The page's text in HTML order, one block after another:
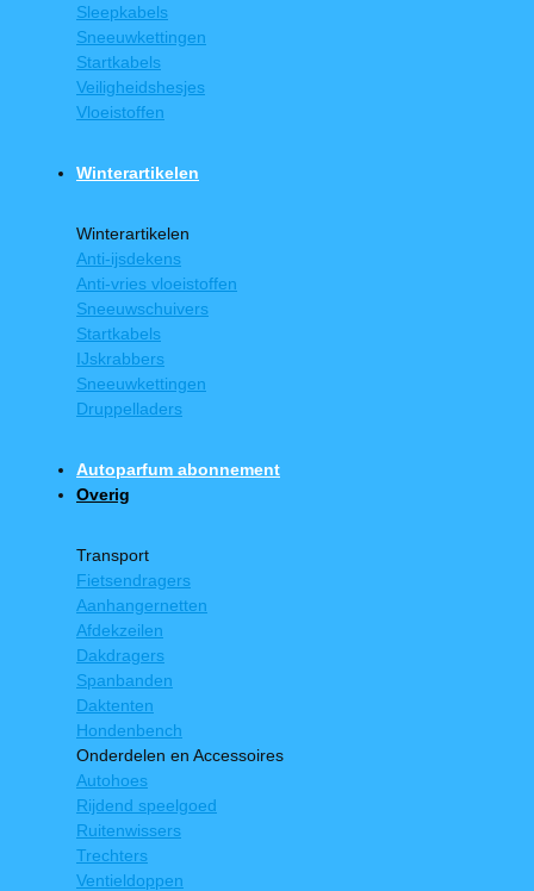
Sleepkabels
Sneeuwkettingen
Startkabels
Veiligheidshesjes
Vloeistoffen
Winterartikelen
Winterartikelen
Anti-ijsdekens
Anti-vries vloeistoffen
Sneeuwschuivers
Startkabels
IJskrabbers
Sneeuwkettingen
Druppelladers
Autoparfum abonnement
Overig
Transport
Fietsendragers
Aanhangernetten
Afdekzeilen
Dakdragers
Spanbanden
Daktenten
Hondenbench
Onderdelen en Accessoires
Autohoes
Rijdend speelgoed
Ruitenwissers
Trechters
Ventieldoppen